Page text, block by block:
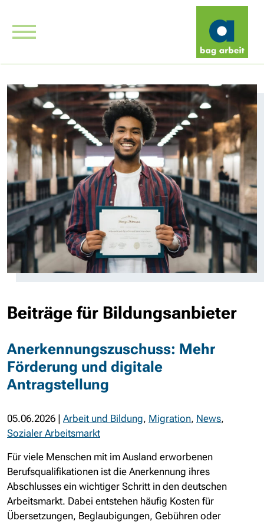
Beiträge für Bildungsanbieter
Anerkennungszuschuss: Mehr
Förderung und digitale
Antragstellung
05.06.2026 | Arbeit und Bildung, Migration, News,
Sozialer Arbeitsmarkt
Für viele Menschen mit im Ausland erworbenen
Berufsqualifikationen ist die Anerkennung ihres
Abschlusses ein wichtiger Schritt in den deutschen
Arbeitsmarkt. Dabei entstehen häufig Kosten für
Übersetzungen, Beglaubigungen, Gebühren oder